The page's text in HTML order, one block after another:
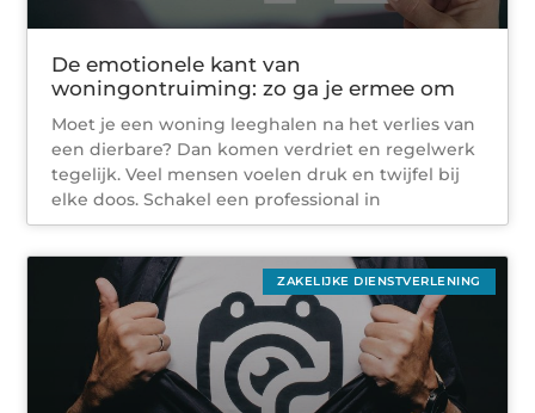
De emotionele kant van
woningontruiming: zo ga je ermee om
Moet je een woning leeghalen na het verlies van
een dierbare? Dan komen verdriet en regelwerk
tegelijk. Veel mensen voelen druk en twijfel bij
elke doos. Schakel een professional in
ZAKELIJKE DIENSTVERLENING